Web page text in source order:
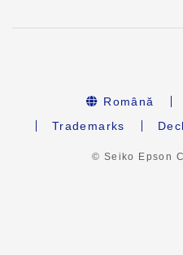
Română
Trademarks
© Seiko Epson